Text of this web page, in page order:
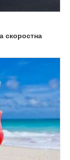
скоростна